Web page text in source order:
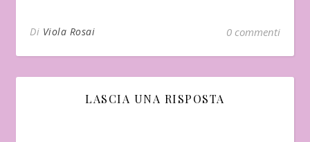
Di Viola Rosai 0 commenti
LASCIA UNA RISPOSTA